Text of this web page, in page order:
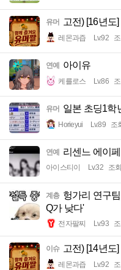
유머 고전) [16년도
레몬과즙 Lv.92
연예 아이유
케를로스 Lv.86
유머 일본 초딩1학
Horieyui Lv.89 조
연예 리센느 에이
아이스티이 Lv.32 조
계층 헝가리 연구
Q가 낮다'
전자팔찌 Lv.93
이슈 고전) [14년도
레몬과즙 Lv.92